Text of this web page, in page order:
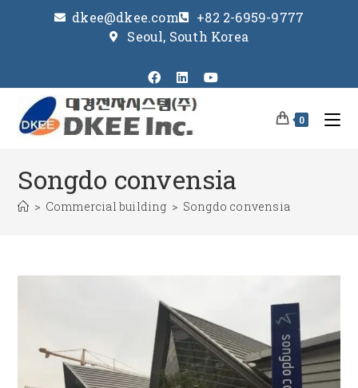
dkee@dkee.com
+82 2-6959-9777
Seoul, South Korea
0
Songdo convensia
> Commercial building > Songdo convensia